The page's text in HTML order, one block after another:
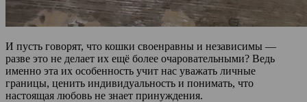
И пусть говорят, что кошки своенравны и независимы —
разве это не делает их ещё более очаровательными? Ведь
именно эта их особенность учит нас уважать личные
границы, ценить индивидуальность и понимать, что
настоящая любовь не знает принуждения.